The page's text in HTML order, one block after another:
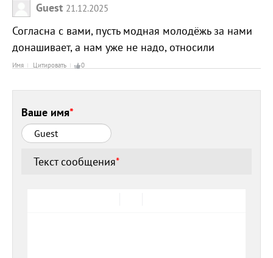
Guest 21.12.2025
Согласна с вами, пусть модная молодёжь за нами
донашивает, а нам уже не надо, относили
Имя Цитировать 0
Ваше имя*
Текст сообщения*